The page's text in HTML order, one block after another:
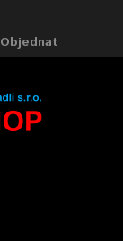
Objednat